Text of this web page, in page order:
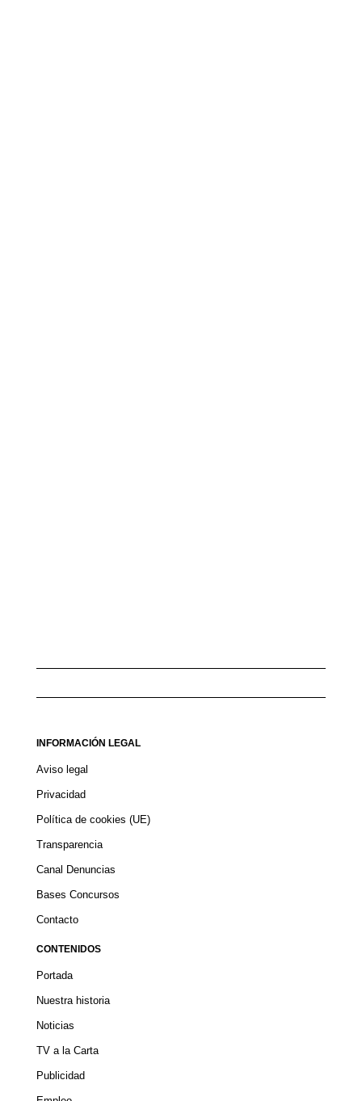
INFORMACIÓN LEGAL
Aviso legal
Privacidad
Política de cookies (UE)
Transparencia
Canal Denuncias
Bases Concursos
Contacto
CONTENIDOS
Portada
Nuestra historia
Noticias
TV a la Carta
Publicidad